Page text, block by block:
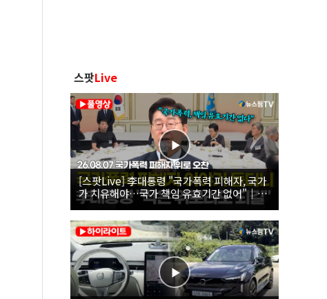
스팟Live
[스팟Live] 李대통령 "국가폭력 피해자, 국가
가 치유해야…국가 책임 유효기간 없어"｜
26.08.07 국가폭력 피해자 위로 오찬